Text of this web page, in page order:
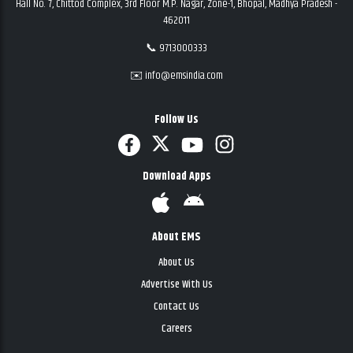
Hall No. 7, Chittod Complex, 3rd Floor M.P. Nagar, Zone-1, Bhopal, Madhya Pradesh -
462011
📞 9713000333
✉️ info@emsindia.com
Follow Us
Download Apps
About EMS
About Us
Advertise With Us
Contact Us
Careers